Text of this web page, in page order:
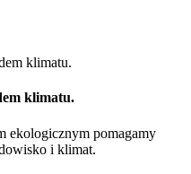
klimatu.
ekologicznym pomagamy
i klimat.